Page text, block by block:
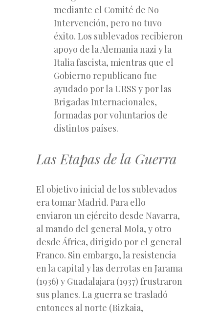
mediante el Comité de No
Intervención, pero no tuvo
éxito. Los sublevados recibieron
apoyo de la Alemania nazi y la
Italia fascista, mientras que el
Gobierno republicano fue
ayudado por la URSS y por las
Brigadas Internacionales,
formadas por voluntarios de
distintos países.
Las Etapas de la Guerra
El objetivo inicial de los sublevados
era tomar Madrid. Para ello
enviaron un ejército desde Navarra,
al mando del general Mola, y otro
desde África, dirigido por el general
Franco. Sin embargo, la resistencia
en la capital y las derrotas en Jarama
(1936) y Guadalajara (1937) frustraron
sus planes. La guerra se trasladó
entonces al norte (Bizkaia,